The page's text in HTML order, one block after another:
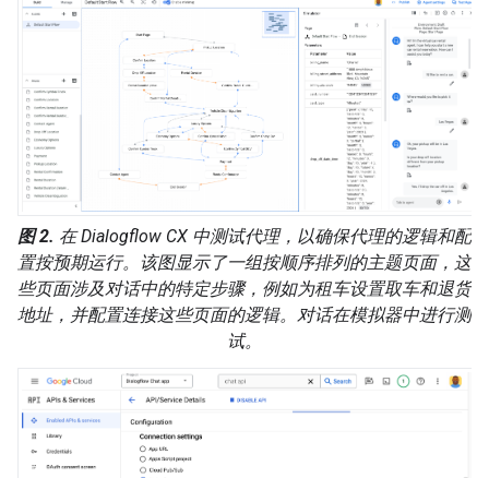
图 2. 在 Dialogflow CX 中测试代理，以确保代理的逻辑和配
置按预期运行。该图显示了一组按顺序排列的主题页面，这
些页面涉及对话中的特定步骤，例如为租车设置取车和退货
地址，并配置连接这些页面的逻辑。对话在模拟器中进行测
试。